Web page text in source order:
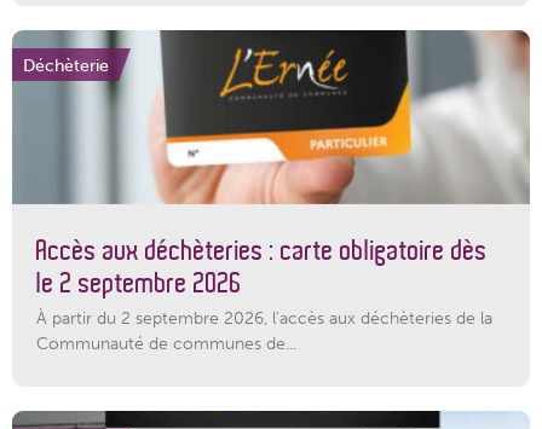
Déchèterie
Accès aux déchèteries : carte obligatoire dès
le 2 septembre 2026
À partir du 2 septembre 2026, l’accès aux déchèteries de la
Communauté de communes de...